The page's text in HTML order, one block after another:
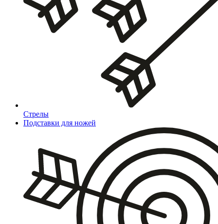
Стрелы
Подставки для ножей